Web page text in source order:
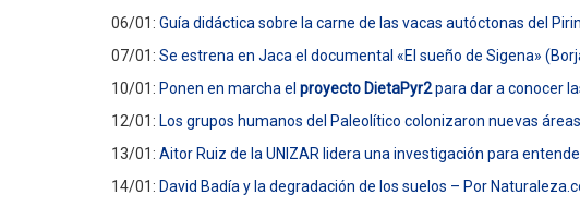
06/01: Guía didáctica sobre la carne de las vacas autóctonas del
07/01: Se estrena en Jaca el documental «El sueño de Sigena»
10/01: Ponen en marcha el proyecto DietaPyr2para dar a conocer
12/01: Los grupos humanos del Paleolítico colonizaron nuevas
13/01: Aitor Ruiz de la UNIZAR lidera una investigación para
14/01: David Badía y la degradación de los suelos – Por